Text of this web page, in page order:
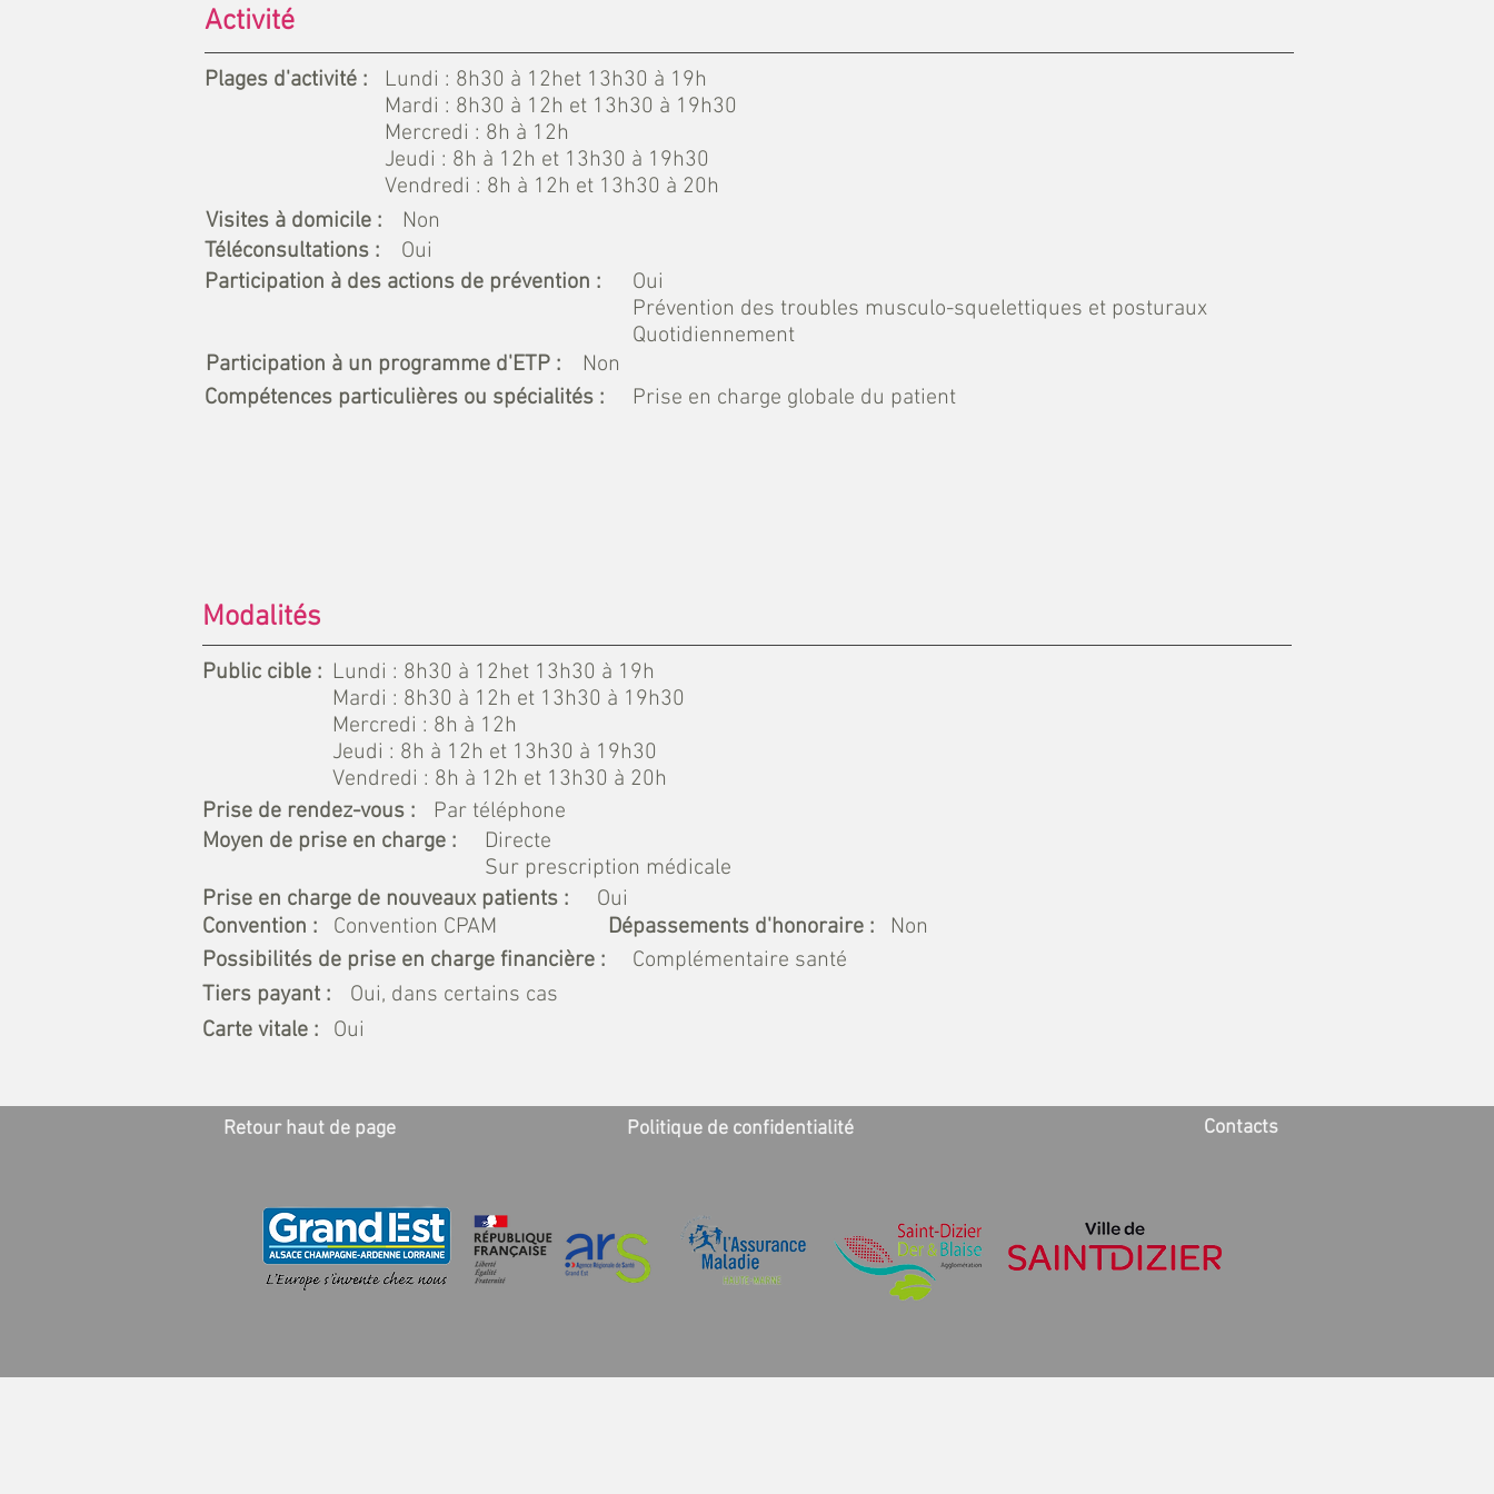
Activité
Plages d'activité :
Lundi : 8h30 à 12het 13h30 à 19h
Mardi : 8h30 à 12h et 13h30 à 19h30
Mercredi : 8h à 12h
Jeudi : 8h à 12h et 13h30 à 19h30
Vendredi : 8h à 12h et 13h30 à 20h
Visites à domicile :
Non
Téléconsultations :
Oui
Participation à des actions de prévention :
Oui
Prévention des troubles musculo-squelettiques et posturaux
Quotidiennement
Participation à un programme d'ETP :
Non
Compétences particulières ou spécialités :
Prise en charge globale du patient
Modalités
Public cible : Lundi : 8h30 à 12het 13h30 à 19h
Mardi : 8h30 à 12h et 13h30 à 19h30
Mercredi : 8h à 12h
Jeudi : 8h à 12h et 13h30 à 19h30
Vendredi : 8h à 12h et 13h30 à 20h
Prise de rendez-vous :
Par téléphone
Moyen de prise en charge :
Directe
Sur prescription médicale
Prise en charge de nouveaux patients :
Convention :
Convention CPAM
Oui
Dépassements d'honoraire :
Non
Possibilités de prise en charge financière :
Complémentaire santé
Tiers payant :
Oui, dans certains cas
Carte vitale :
Oui
Retour haut de page Contacts
Politique de confidentialité